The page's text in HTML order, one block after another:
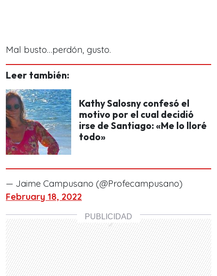
Mal busto…perdón, gusto.
Leer también:
Kathy Salosny confesó el
motivo por el cual decidió
irse de Santiago: «Me lo lloré
todo»
— Jaime Campusano (@Profecampusano)
February 18, 2022